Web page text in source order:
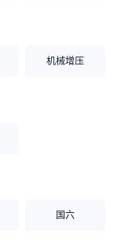
机械增压
国六